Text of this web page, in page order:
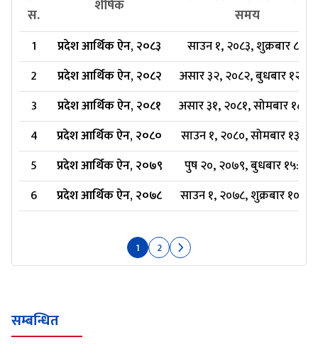
स.
शीर्षक
समय
1 प्रदेश आर्थिक ऐन, २०८३
साउन १, २०८३, शुक्रबार ८:२
2
प्रदेश आर्थिक ऐन, २०८२
असार ३२, २०८२, बुधबार १२:४८
3
प्रदेश आर्थिक ऐन, २०८१
असार ३१, २०८१, सोमबार १८:३९
4
प्रदेश आर्थिक ऐन, २०८०
साउन १, २०८०, सोमबार १३:३२
5
प्रदेश आर्थिक ऐन, २०७९
पुष २०, २०७९, बुधबार १५:३५
6
प्रदेश आर्थिक ऐन, २०७८ साउन १, २०७८, शुक्रबार १०:४९
1 2
सम्बन्धित